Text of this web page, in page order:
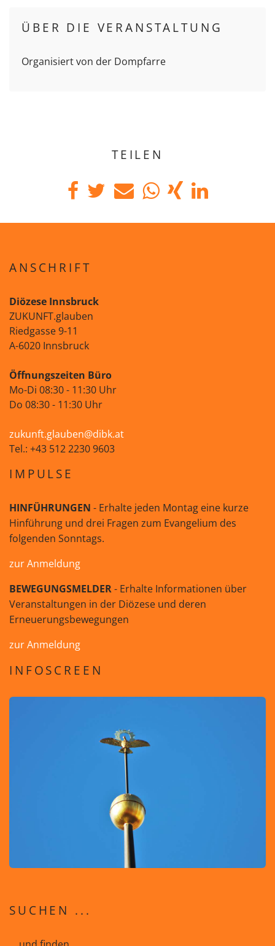
ÜBER DIE VERANSTALTUNG
Organisiert von der Dompfarre
TEILEN
ANSCHRIFT
Diözese Innsbruck
ZUKUNFT.glauben
Riedgasse 9-11
A-6020 Innsbruck
Öffnungszeiten Büro
Mo-Di 08:30 - 11:30 Uhr
Do 08:30 - 11:30 Uhr
zukunft.glauben@dibk.at
Tel.: +43 512 2230 9603
IMPULSE
HINFÜHRUNGEN - Erhalte jeden Montag eine kurze
Hinführung und drei Fragen zum Evangelium des
folgenden Sonntags.
zur Anmeldung
BEWEGUNGSMELDER- Erhalte Informationen über
Veranstaltungen in der Diözese und deren
Erneuerungsbewegungen
zur Anmeldung
INFOSCREEN
SUCHEN ...